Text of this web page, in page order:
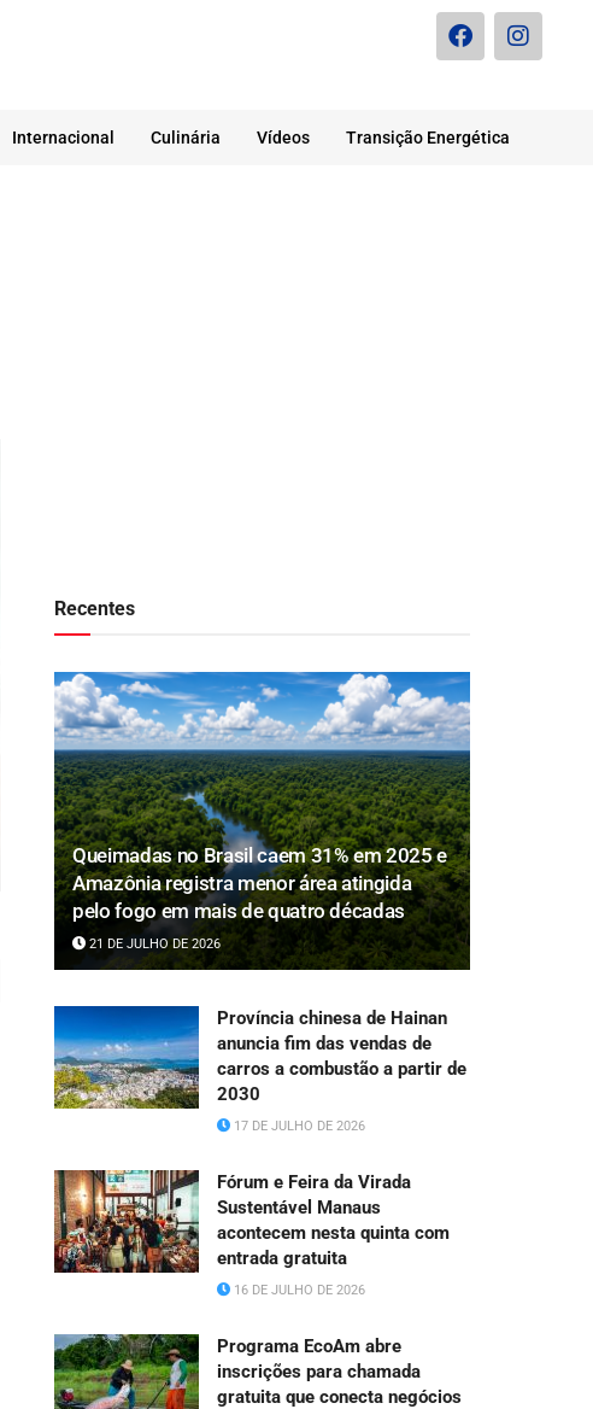
Internacional Culinária Vídeos Transição Energética
Recentes
Queimadas no Brasil caem 31% em 2025 e
Amazônia registra menor área atingida
pelo fogo em mais de quatro décadas
21 DE JULHO DE 2026
Província chinesa de Hainan
anuncia fim das vendas de
carros a combustão a partir de
2030
17 DE JULHO DE 2026
Fórum e Feira da Virada
Sustentável Manaus
acontecem nesta quinta com
entrada gratuita
16 DE JULHO DE 2026
Programa EcoAm abre
inscrições para chamada
gratuita que conecta negócios